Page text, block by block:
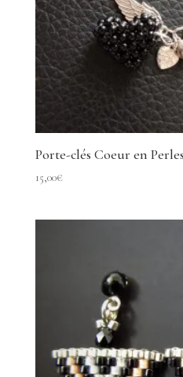
Porte-clés Coeur en
15,00€